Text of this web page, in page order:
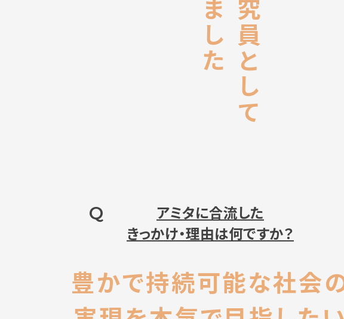
研究員として
Q
アミタに合流した
きっかけ・理由は何ですか？
豊かで持続可能な社会